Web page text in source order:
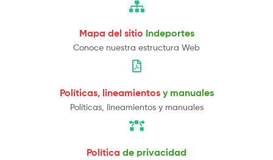
Mapa del sitio Indeportes
Conoce nuestra estructura Web
Políticas, lineamientos y manuales
Políticas, lineamientos y manuales
Política de privacidad